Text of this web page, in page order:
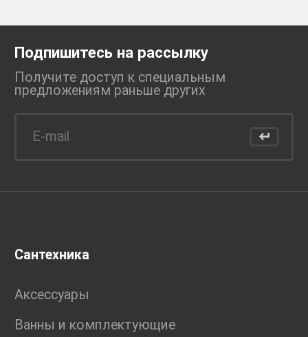
Подпишитесь на рассылку
Получите доступ к специальным
предложениям раньше других
Сантехника
Аксессуары
Ванны и комплектующие